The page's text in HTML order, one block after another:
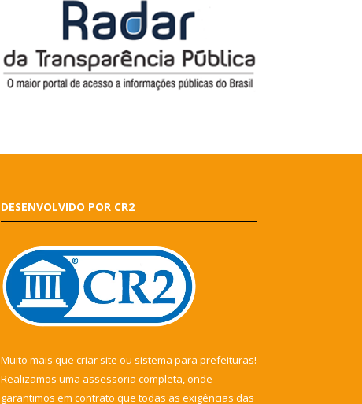
DESENVOLVIDO POR CR2
Muito mais que criar site ou sistema para prefeituras!
Realizamos uma assessoria completa, onde
garantimos em contrato que todas as exigências das